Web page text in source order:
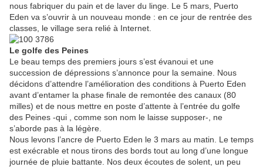
nous fabriquer du pain et de laver du linge. Le 5 mars, Puerto
Eden va s’ouvrir à un nouveau monde : en ce jour de rentrée des
classes, le village sera relié à Internet.
Le golfe des Peines
Le beau temps des premiers jours s’est évanoui et une
succession de dépressions s’annonce pour la semaine. Nous
décidons d’attendre l’amélioration des conditions à Puerto Eden
avant d’entamer la phase finale de remontée des canaux (80
milles) et de nous mettre en poste d’attente à l’entrée du golfe
des Peines -qui , comme son nom le laisse supposer-, ne
s’aborde pas à la légère.
Nous levons l’ancre de Puerto Eden le 3 mars au matin. Le temps
est exécrable et nous tirons des bords tout au long d’une longue
journée de pluie battante. Nos deux écoutes de solent, un peu